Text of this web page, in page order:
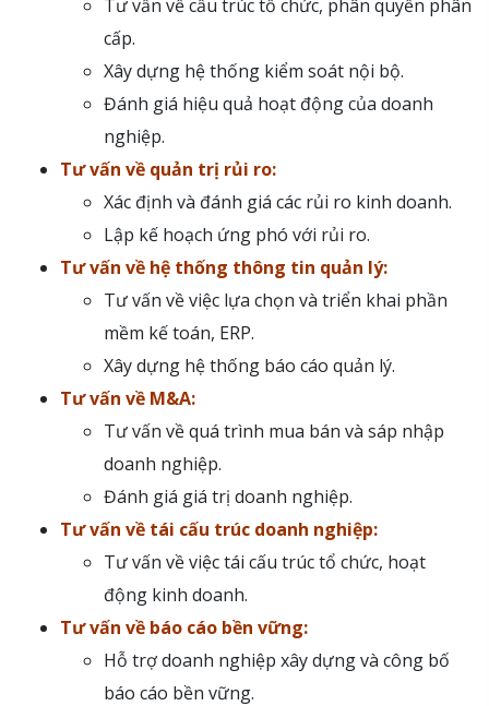
Tư vấn về cấu trúc tổ chức, phân quyền phân
cấp.
Xây dựng hệ thống kiểm soát nội bộ.
Đánh giá hiệu quả hoạt động của doanh
nghiệp.
Tư vấn về quản trị rủi ro:
Xác định và đánh giá các rủi ro kinh doanh.
Lập kế hoạch ứng phó với rủi ro.
Tư vấn về hệ thống thông tin quản lý:
Tư vấn về việc lựa chọn và triển khai phần
mềm kế toán, ERP.
Xây dựng hệ thống báo cáo quản lý.
Tư vấn về M&A:
Tư vấn về quá trình mua bán và sáp nhập
doanh nghiệp.
Đánh giá giá trị doanh nghiệp.
Tư vấn về tái cấu trúc doanh nghiệp:
Tư vấn về việc tái cấu trúc tổ chức, hoạt
động kinh doanh.
Tư vấn về báo cáo bền vững:
Hỗ trợ doanh nghiệp xây dựng và công bố
báo cáo bền vững.